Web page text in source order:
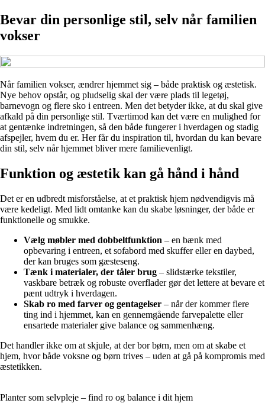
Bevar din personlige stil, selv når familien
vokser
Når familien vokser, ændrer hjemmet sig – både praktisk og æstetisk.
Nye behov opstår, og pludselig skal der være plads til legetøj,
barnevogn og flere sko i entreen. Men det betyder ikke, at du skal give
afkald på din personlige stil. Tværtimod kan det være en mulighed for
at gentænke indretningen, så den både fungerer i hverdagen og stadig
afspejler, hvem du er. Her får du inspiration til, hvordan du kan bevare
din stil, selv når hjemmet bliver mere familievenligt.
Funktion og æstetik kan gå hånd i hånd
Det er en udbredt misforståelse, at et praktisk hjem nødvendigvis må
være kedeligt. Med lidt omtanke kan du skabe løsninger, der både er
funktionelle og smukke.
Vælg møbler med dobbeltfunktion – en bænk med
opbevaring i entreen, et sofabord med skuffer eller en daybed,
der kan bruges som gæsteseng.
Tænk i materialer, der tåler brug – slidstærke tekstiler,
vaskbare betræk og robuste overflader gør det lettere at bevare et
pænt udtryk i hverdagen.
Skab ro med farver og gentagelser – når der kommer flere
ting ind i hjemmet, kan en gennemgående farvepalette eller
ensartede materialer give balance og sammenhæng.
Det handler ikke om at skjule, at der bor børn, men om at skabe et
hjem, hvor både voksne og børn trives – uden at gå på kompromis med
æstetikken.
Planter som selvpleje – find ro og balance i dit hjem